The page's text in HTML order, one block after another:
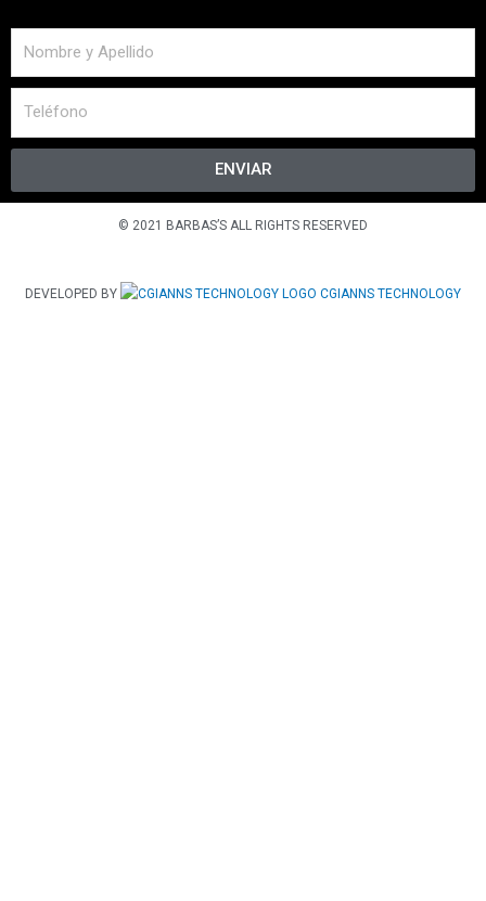
ENVIAR
© 2021 BARBAS’S ALL RIGHTS RESERVED
DEVELOPED BY CGIANNS TECHNOLOGY